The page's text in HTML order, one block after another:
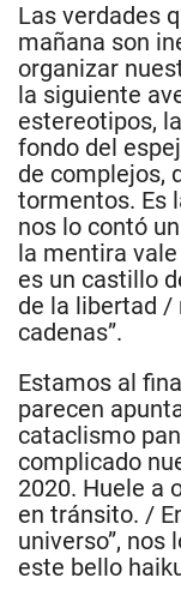
Las verdades
mañana son
organizar
la siguiente
estereotipos,
fondo del
de complejos,
tormentos. Es
nos lo contó
la mentira
es un castillo
de la libertad /
cadenas”.
Estamos al
parecen
cataclismo
complicado
2020. Huele a
en tránsito. /
universo”, nos
este bello